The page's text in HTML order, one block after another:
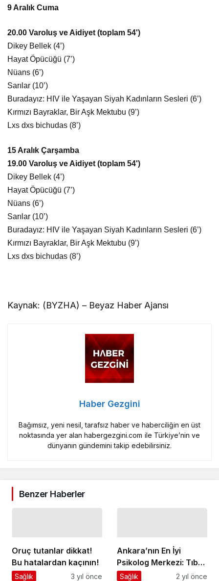
9 Aralık Cuma
20.00 Varoluş ve Aidiyet (toplam 54')
Dikey Bellek (4’)
Hayat Öpücüğü (7’)
Nüans (6’)
Sarılar (10’)
Buradayız: HIV ile Yaşayan Siyah Kadınların Sesleri (6’)
Kırmızı Bayraklar, Bir Aşk Mektubu (9’)
Lxs dxs bichudas (8’)
15 Aralık Çarşamba
19.00 Varoluş ve Aidiyet (toplam 54')
Dikey Bellek (4’)
Hayat Öpücüğü (7’)
Nüans (6’)
Sarılar (10’)
Buradayız: HIV ile Yaşayan Siyah Kadınların Sesleri (6’)
Kırmızı Bayraklar, Bir Aşk Mektubu (9’)
Lxs dxs bichudas (8’)
Kaynak: (BYZHA) – Beyaz Haber Ajansı
Haber Gezgini
Bağımsız, yeni nesil, tarafsız haber ve haberciliğin en üst
noktasında yer alan habergezgini.com ile Türkiye’nin ve
dünyanın gündemini takip edebilirsiniz.
Benzer Haberler
Oruç tutanlar dikkat!
Bu hatalardan kaçının!
Sağlık 3 yıl önce
Ankara’nın En İyi
Psikolog Merkezi: Tıbbi
Psikoloji
Sağlık 2 yıl önce